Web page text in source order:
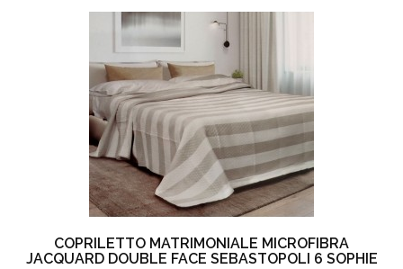
COPRILETTO MATRIMONIALE MICROFIBRA
JACQUARD DOUBLE FACE SEBASTOPOLI 6 SOPHIE